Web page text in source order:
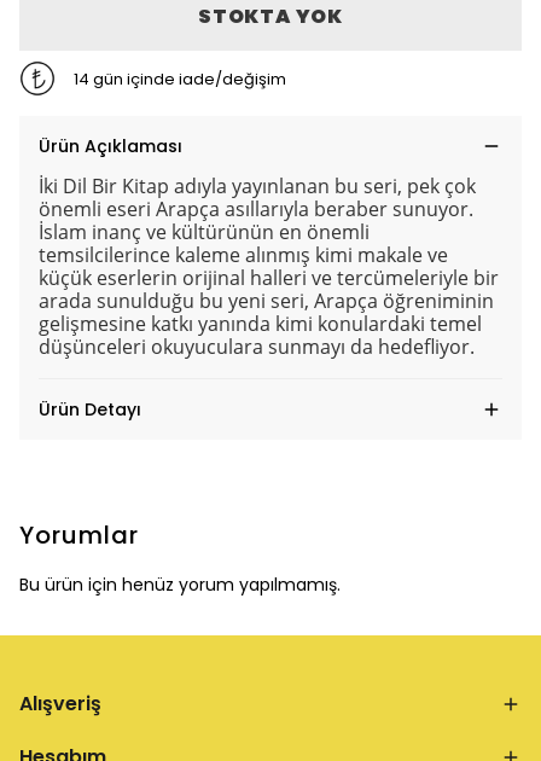
STOKTA YOK
14 gün içinde iade/değişim
Ürün Açıklaması
İki Dil Bir Kitap adıyla yayınlanan bu seri, pek çok
önemli eseri Arapça asıllarıyla beraber sunuyor.
İslam inanç ve kültürünün en önemli
temsilcilerince kaleme alınmış kimi makale ve
küçük eserlerin orijinal halleri ve tercümeleriyle bir
arada sunulduğu bu yeni seri, Arapça öğreniminin
gelişmesine katkı yanında kimi konulardaki temel
düşünceleri okuyuculara sunmayı da hedefliyor.
Ürün Detayı
Yorumlar
Bu ürün için henüz yorum yapılmamış.
Alışveriş